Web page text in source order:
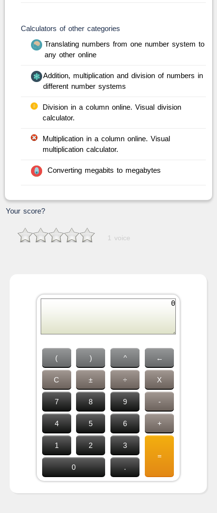
Calculators of other categories
Translating numbers from one number system to
any other online
Addition, multiplication and division of numbers in
different number systems
Division in a column online. Visual division
calculator.
Multiplication in a column online. Visual
multiplication calculator.
Converting megabits to megabytes
Your score?
1 voice
( ) ^ ←
C ± ÷ X
7 8 9 -
4 5 6 +
1 2
3
=
0
.